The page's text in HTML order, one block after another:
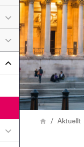
Undermeny för
Undermeny för Om
Undermeny för
Undermeny för
LänkstigHemAktuellt